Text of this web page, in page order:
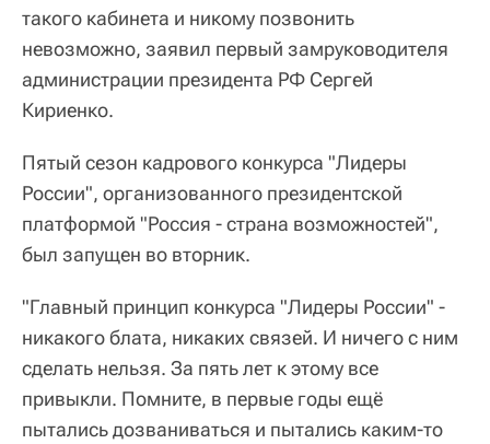
такого кабинета и никому позвонить
невозможно, заявил первый замруководителя
администрации президента РФ Сергей
Кириенко.
Пятый сезон кадрового конкурса "Лидеры
России", организованного президентской
платформой "Россия - страна возможностей",
был запущен во вторник.
"Главный принцип конкурса "Лидеры России" -
никакого блата, никаких связей. И ничего с ним
сделать нельзя. За пять лет к этому все
привыкли. Помните, в первые годы ещё
пытались дозваниваться и пытались каким-то